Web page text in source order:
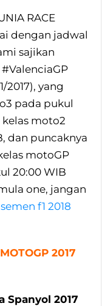
RACE
dengan jadwal
sajikan
2017), yang
pada pukul
moto2
dan puncaknya
motoGP
20:00 WIB
one, jangan
f1 2018
2017
Spanyol 2017